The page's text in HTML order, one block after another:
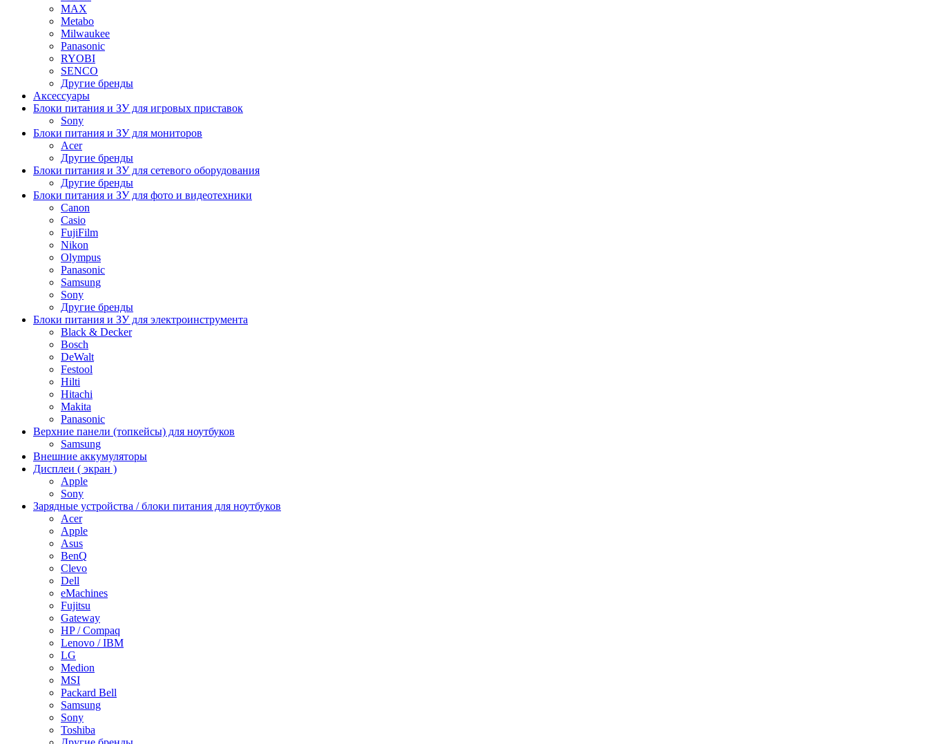
MAX
Metabo
Milwaukee
Panasonic
RYOBI
SENCO
Другие бренды
Аксессуары
Блоки питания и ЗУ для игровых приставок
Sony
Блоки питания и ЗУ для мониторов
Acer
Другие бренды
Блоки питания и ЗУ для сетевого оборудования
Другие бренды
Блоки питания и ЗУ для фото и видеотехники
Canon
Casio
FujiFilm
Nikon
Olympus
Panasonic
Samsung
Sony
Другие бренды
Блоки питания и ЗУ для электроинструмента
Black & Decker
Bosch
DeWalt
Festool
Hilti
Hitachi
Makita
Panasonic
Верхние панели (топкейсы) для ноутбуков
Samsung
Внешние аккумуляторы
Дисплеи ( экран )
Apple
Sony
Зарядные устройства / блоки питания для ноутбуков
Acer
Apple
Asus
BenQ
Clevo
Dell
eMachines
Fujitsu
Gateway
HP / Compaq
Lenovo / IBM
LG
Medion
MSI
Packard Bell
Samsung
Sony
Toshiba